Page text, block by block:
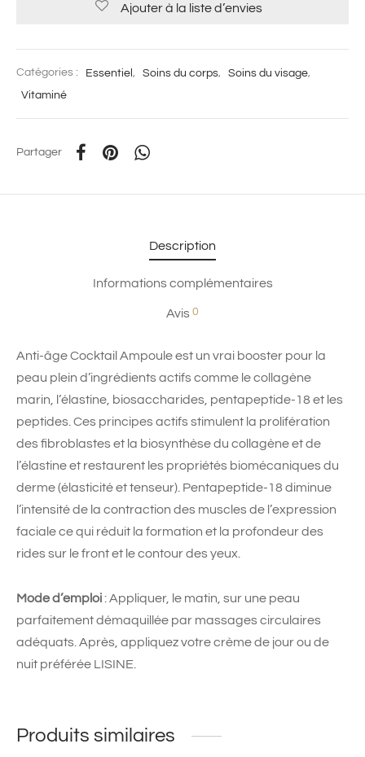
Ajouter à la liste d’envies
Catégories : Essentiel, Soins du corps, Soins du visage,
Vitaminé
Partager
Description
Informations complémentaires
Avis 0
Anti-âge Cocktail Ampoule est un vrai booster pour la
peau plein d’ingrédients actifs comme le collagène
marin, l’élastine, biosaccharides, pentapeptide-18 et les
peptides. Ces principes actifs stimulent la prolifération
des fibroblastes et la biosynthèse du collagène et de
l’élastine et restaurent les propriétés biomécaniques du
derme (élasticité et tenseur). Pentapeptide-18 diminue
l’intensité de la contraction des muscles de l’expression
faciale ce qui réduit la formation et la profondeur des
rides sur le front et le contour des yeux.
Mode d’emploi: Appliquer, le matin, sur une peau
parfaitement démaquillée par massages circulaires
adéquats. Après, appliquez votre crème de jour ou de
nuit préférée LISINE.
Produits similaires